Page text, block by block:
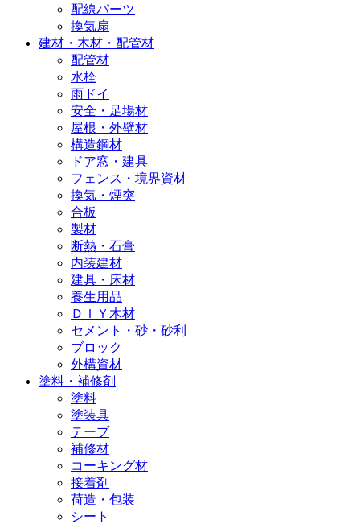
配線パーツ
換気扇
建材・木材・配管材
配管材
水栓
雨ドイ
安全・足場材
屋根・外壁材
構造鋼材
ドア窓・建具
フェンス・境界資材
換気・煙突
合板
製材
断熱・石膏
内装建材
建具・床材
養生用品
ＤＩＹ木材
セメント・砂・砂利
ブロック
外構資材
塗料・補修剤
塗料
塗装具
テープ
補修材
コーキング材
接着剤
荷造・包装
シート